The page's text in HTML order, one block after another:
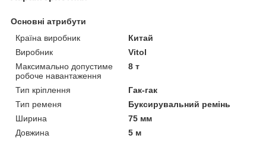
Основні атрибути
Країна виробник
Китай
Виробник
Vitol
Максимально допустиме
робоче навантаження
8 т
Тип кріплення
Гак-гак
Тип ременя
Буксирувальний ремінь
Ширина
75 мм
Довжина
5 м